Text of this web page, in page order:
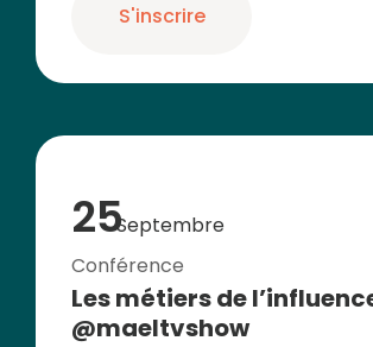
S'inscrire
25Septembre
Conférence
Les métiers de
@maeltvshow